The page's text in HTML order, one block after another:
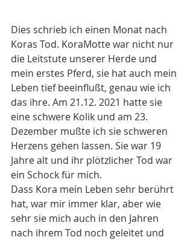
Dies schrieb ich einen Monat nach
Koras Tod. KoraMotte war nicht nur
die Leitstute unserer Herde und
mein erstes Pferd, sie hat auch mein
Leben tief beeinflußt, genau wie ich
das ihre. Am 21.12. 2021 hatte sie
eine schwere Kolik und am 23.
Dezember mußte ich sie schweren
Herzens gehen lassen. Sie war 19
Jahre alt und ihr plötzlicher Tod war
ein Schock für mich.
Dass Kora mein Leben sehr berührt
hat, war mir immer klar, aber wie
sehr sie mich auch in den Jahren
nach ihrem Tod noch geleitet und